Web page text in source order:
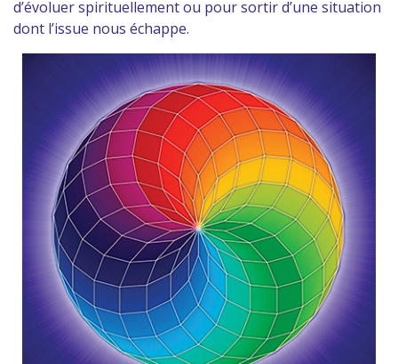
d’évoluer spirituellement ou pour sortir d’une situation
dont l’issue nous échappe.